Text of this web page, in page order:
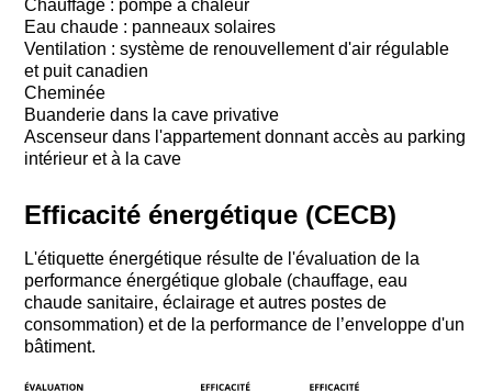
Chauffage : pompe à chaleur
Eau chaude : panneaux solaires
Ventilation : système de renouvellement d'air régulable
et puit canadien
Cheminée
Buanderie dans la cave privative
Ascenseur dans l'appartement donnant accès au parking
intérieur et à la cave
Efficacité énergétique (CECB)
L'étiquette énergétique résulte de l'évaluation de la
performance énergétique globale (chauffage, eau
chaude sanitaire, éclairage et autres postes de
consommation) et de la performance de l’enveloppe d'un
bâtiment.